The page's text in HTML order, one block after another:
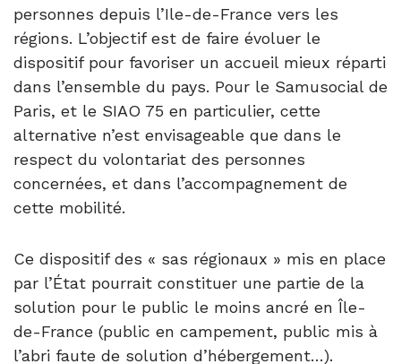
personnes depuis l’Ile-de-France vers les
régions. L’objectif est de faire évoluer le
dispositif pour favoriser un accueil mieux réparti
dans l’ensemble du pays. Pour le Samusocial de
Paris, et le SIAO 75 en particulier, cette
alternative n’est envisageable que dans le
respect du volontariat des personnes
concernées, et dans l’accompagnement de
cette mobilité.
Ce dispositif des « sas régionaux » mis en place
par l’État pourrait constituer une partie de la
solution pour le public le moins ancré en Île-
de-France (public en campement, public mis à
l’abri faute de solution d’hébergement…).